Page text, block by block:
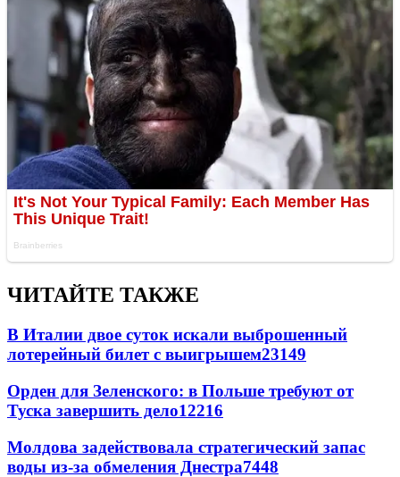
ЧИТАЙТЕ ТАКЖЕ
В Италии двое суток искали выброшенный
лотерейный билет с выигрышем23149
Орден для Зеленского: в Польше требуют от
Туска завершить дело12216
Молдова задействовала стратегический запас
воды из-за обмеления Днестра7448